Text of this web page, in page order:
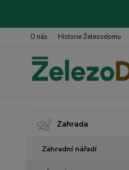
O nás Historie Železodomu
Zahrada
Zahradní nářadí